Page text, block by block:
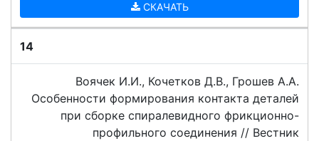
СКАЧАТЬ
14
Воячек И.И., Кочетков Д.В., Грошев А.А.
Особенности формирования контакта деталей
при сборке спиралевидного фрикционно-
профильного соединения // Вестник